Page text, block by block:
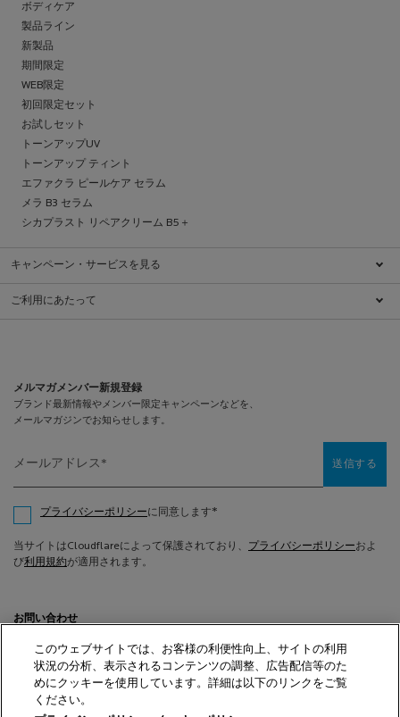
ボディケア
製品ライン
新製品
期間限定
WEB限定
初回限定セット
お試しセット
トーンアップUV
トーンアップ ティント
エファクラ ピールケア セラム
メラ B3 セラム
シカプラスト リペアクリーム B5＋
キャンペーン・サービスを見る
キャンペーン一覧
ショッピングガイド
メンバーシッププログラム
ご利用にあたって
プライバシーポリシー
プライバシーポリシー（医療従事者向け）
お問い合わせ
サイトマップ
メルマガメンバー新規登録
メールアドレス * 送信する
プライバシーポリシーに同意します*
当サイトはCloudflareによって保護されており、 プライバシーポリシーおよ
び利用規約が適用されます。
お問い合わせ
0120-303-084 （フリーダイヤル）
月曜-土曜 9:00-18:00（日・祝休）
選べるお支払い方法
このウェブサイトでは、お客様の利便性向上、サイトの利用
状況の分析、表示されるコンテンツの調整、広告配信等のた
めにクッキーを使用しています。詳細は以下のリンクをご覧
ください。